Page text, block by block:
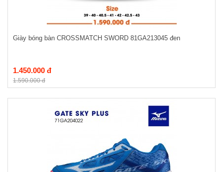
Giày bóng bàn CROSSMATCH SWORD 81GA213045 đen
1.450.000 đ
1.590.000 đ